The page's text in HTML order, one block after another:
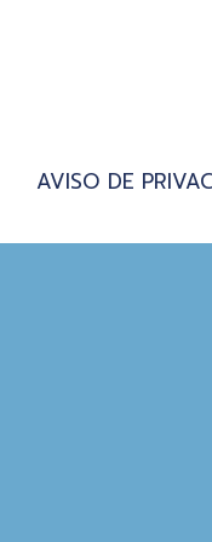
AVISO DE